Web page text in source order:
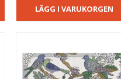
LÄGG I VARUKORGEN